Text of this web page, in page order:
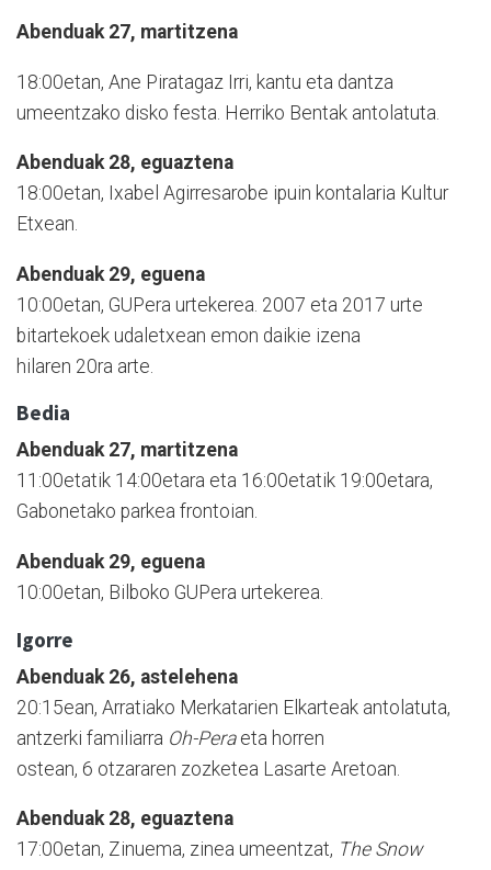
Abenduak 27, martitzena
18:00etan, Ane Piratagaz Irri, kantu eta dantza
umeentzako disko festa. Herriko Bentak antolatuta.
Abenduak 28, eguaztena
18:00etan, Ixabel Agirresarobe ipuin kontalaria Kultur
Etxean.
Abenduak 29, eguena
10:00etan, GUPera urtekerea. 2007 eta 2017 urte
bitartekoek udaletxean emon daikie izena
hilaren 20ra arte.
Bedia
Abenduak 27, martitzena
11:00etatik 14:00etara eta 16:00etatik 19:00etara,
Gabonetako parkea frontoian.
Abenduak 29, eguena
10:00etan, Bilboko GUPera urtekerea.
Igorre
Abenduak 26, astelehena
20:15ean, Arratiako Merkatarien Elkarteak antolatuta,
antzerki familiarra Oh-Peraeta horren
ostean, 6 otzararen zozketea Lasarte Aretoan.
Abenduak 28, eguaztena
17:00etan, Zinuema, zinea umeentzat, The Snow